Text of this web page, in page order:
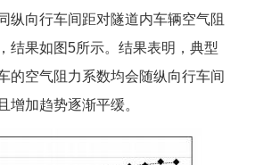
纵向行车间距对隧道内车辆空气阻
结果如图5所示。结果表明，典型
的空气阻力系数均会随纵向行车间
增加趋势逐渐平缓。